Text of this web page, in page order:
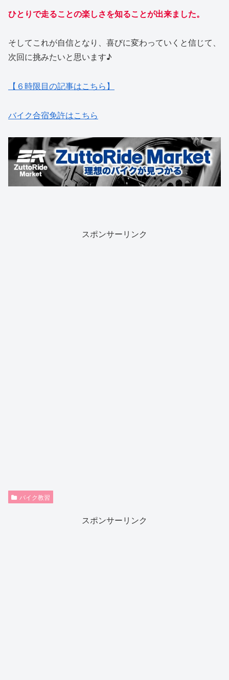
ひとりで走ることの楽しさを知ることが出来ました。
そしてこれが自信となり、喜びに変わっていくと信じて、
次回に挑みたいと思います♪
【６時限目の記事はこちら】
バイク合宿免許はこちら
スポンサーリンク
バイク教習
スポンサーリンク